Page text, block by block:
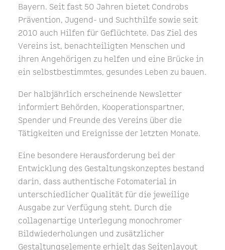
Bayern. Seit fast 50 Jahren bietet Condrobs
Prävention, Jugend- und Suchthilfe sowie seit
2010 auch Hilfen für Geflüchtete. Das Ziel des
Vereins ist, benachteiligten Menschen und
ihren Angehörigen zu helfen und eine Brücke in
ein selbstbestimmtes, gesundes Leben zu bauen.
Der halbjährlich erscheinende Newsletter
informiert Behörden, Kooperationspartner,
Spender und Freunde des Vereins über die
Tätigkeiten und Ereignisse der letzten Monate.
Eine besondere Herausforderung bei der
Entwicklung des Gestaltungskonzeptes bestand
darin, dass authentische Fotomaterial in
unterschiedlicher Qualität für die jeweilige
Ausgabe zur Verfügung steht. Durch die
collagenartige Unterlegung monochromer
Bildwiederholungen und zusätzlicher
Gestaltungselemente erhielt das Seitenlayout